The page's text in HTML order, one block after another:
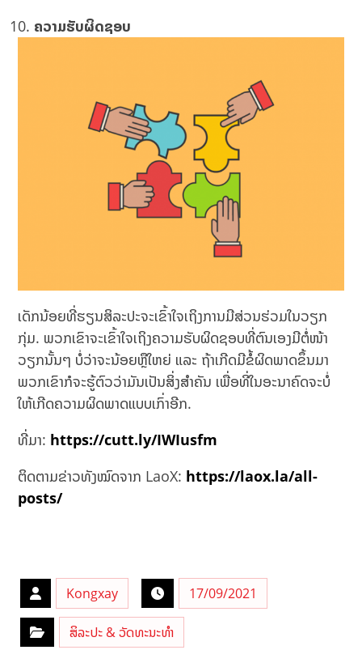
ຄວາມຮັບຜິດຊອບ
ເດັກນ້ອຍທີ່ຮຽນສິລະປະຈະເຂົ້າໃຈເຖິງການມີສ່ວນຮ່ວມໃນວຽກ
ກຸ່ມ. ພວກເຂົາຈະເຂົ້າໃຈເຖິງຄວາມຮັບຜິດຊອບທີ່ຕົນເອງມີຕໍ່ໜ້າ
ວຽກນັ້ນໆ ບໍ່ວ່າຈະນ້ອຍຫຼືໃຫຍ່ ແລະ ຖ້າເກີດມີຂໍ້ຜິດພາດຂຶ້ນມາ
ພວກເຂົາກໍຈະຮູ້ຕົວວ່າມັນເປັນສິ່ງສຳຄັນ ເພື່ອທີ່ໃນອະນາຄົດຈະບໍ່
ໃຫ້ເກີດຄວາມຜິດພາດແບບເກົ່າອີກ.
ທີ່ມາ: https://cutt.ly/IWIusfm
ຕິດຕາມຂ່າວທັງໝົດຈາກ LaoX: https://laox.la/all-
posts/
Kongxay 17/09/2021
ສິລະປະ & ວັດທະນະທຳ